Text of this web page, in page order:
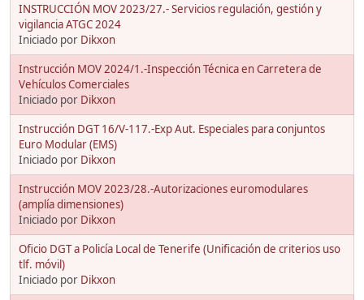
INSTRUCCIÓN MOV 2023/27.- Servicios regulación, gestión y
vigilancia ATGC 2024
Iniciado por Dikxon
Instrucción MOV 2024/1.-Inspección Técnica en Carretera de
Vehículos Comerciales
Iniciado por Dikxon
Instrucción DGT 16/V-117.-Exp Aut. Especiales para conjuntos
Euro Modular (EMS)
Iniciado por Dikxon
Instrucción MOV 2023/28.-Autorizaciones euromodulares
(amplía dimensiones)
Iniciado por Dikxon
Oficio DGT a Policía Local de Tenerife (Unificación de criterios uso
tlf. móvil)
Iniciado por Dikxon